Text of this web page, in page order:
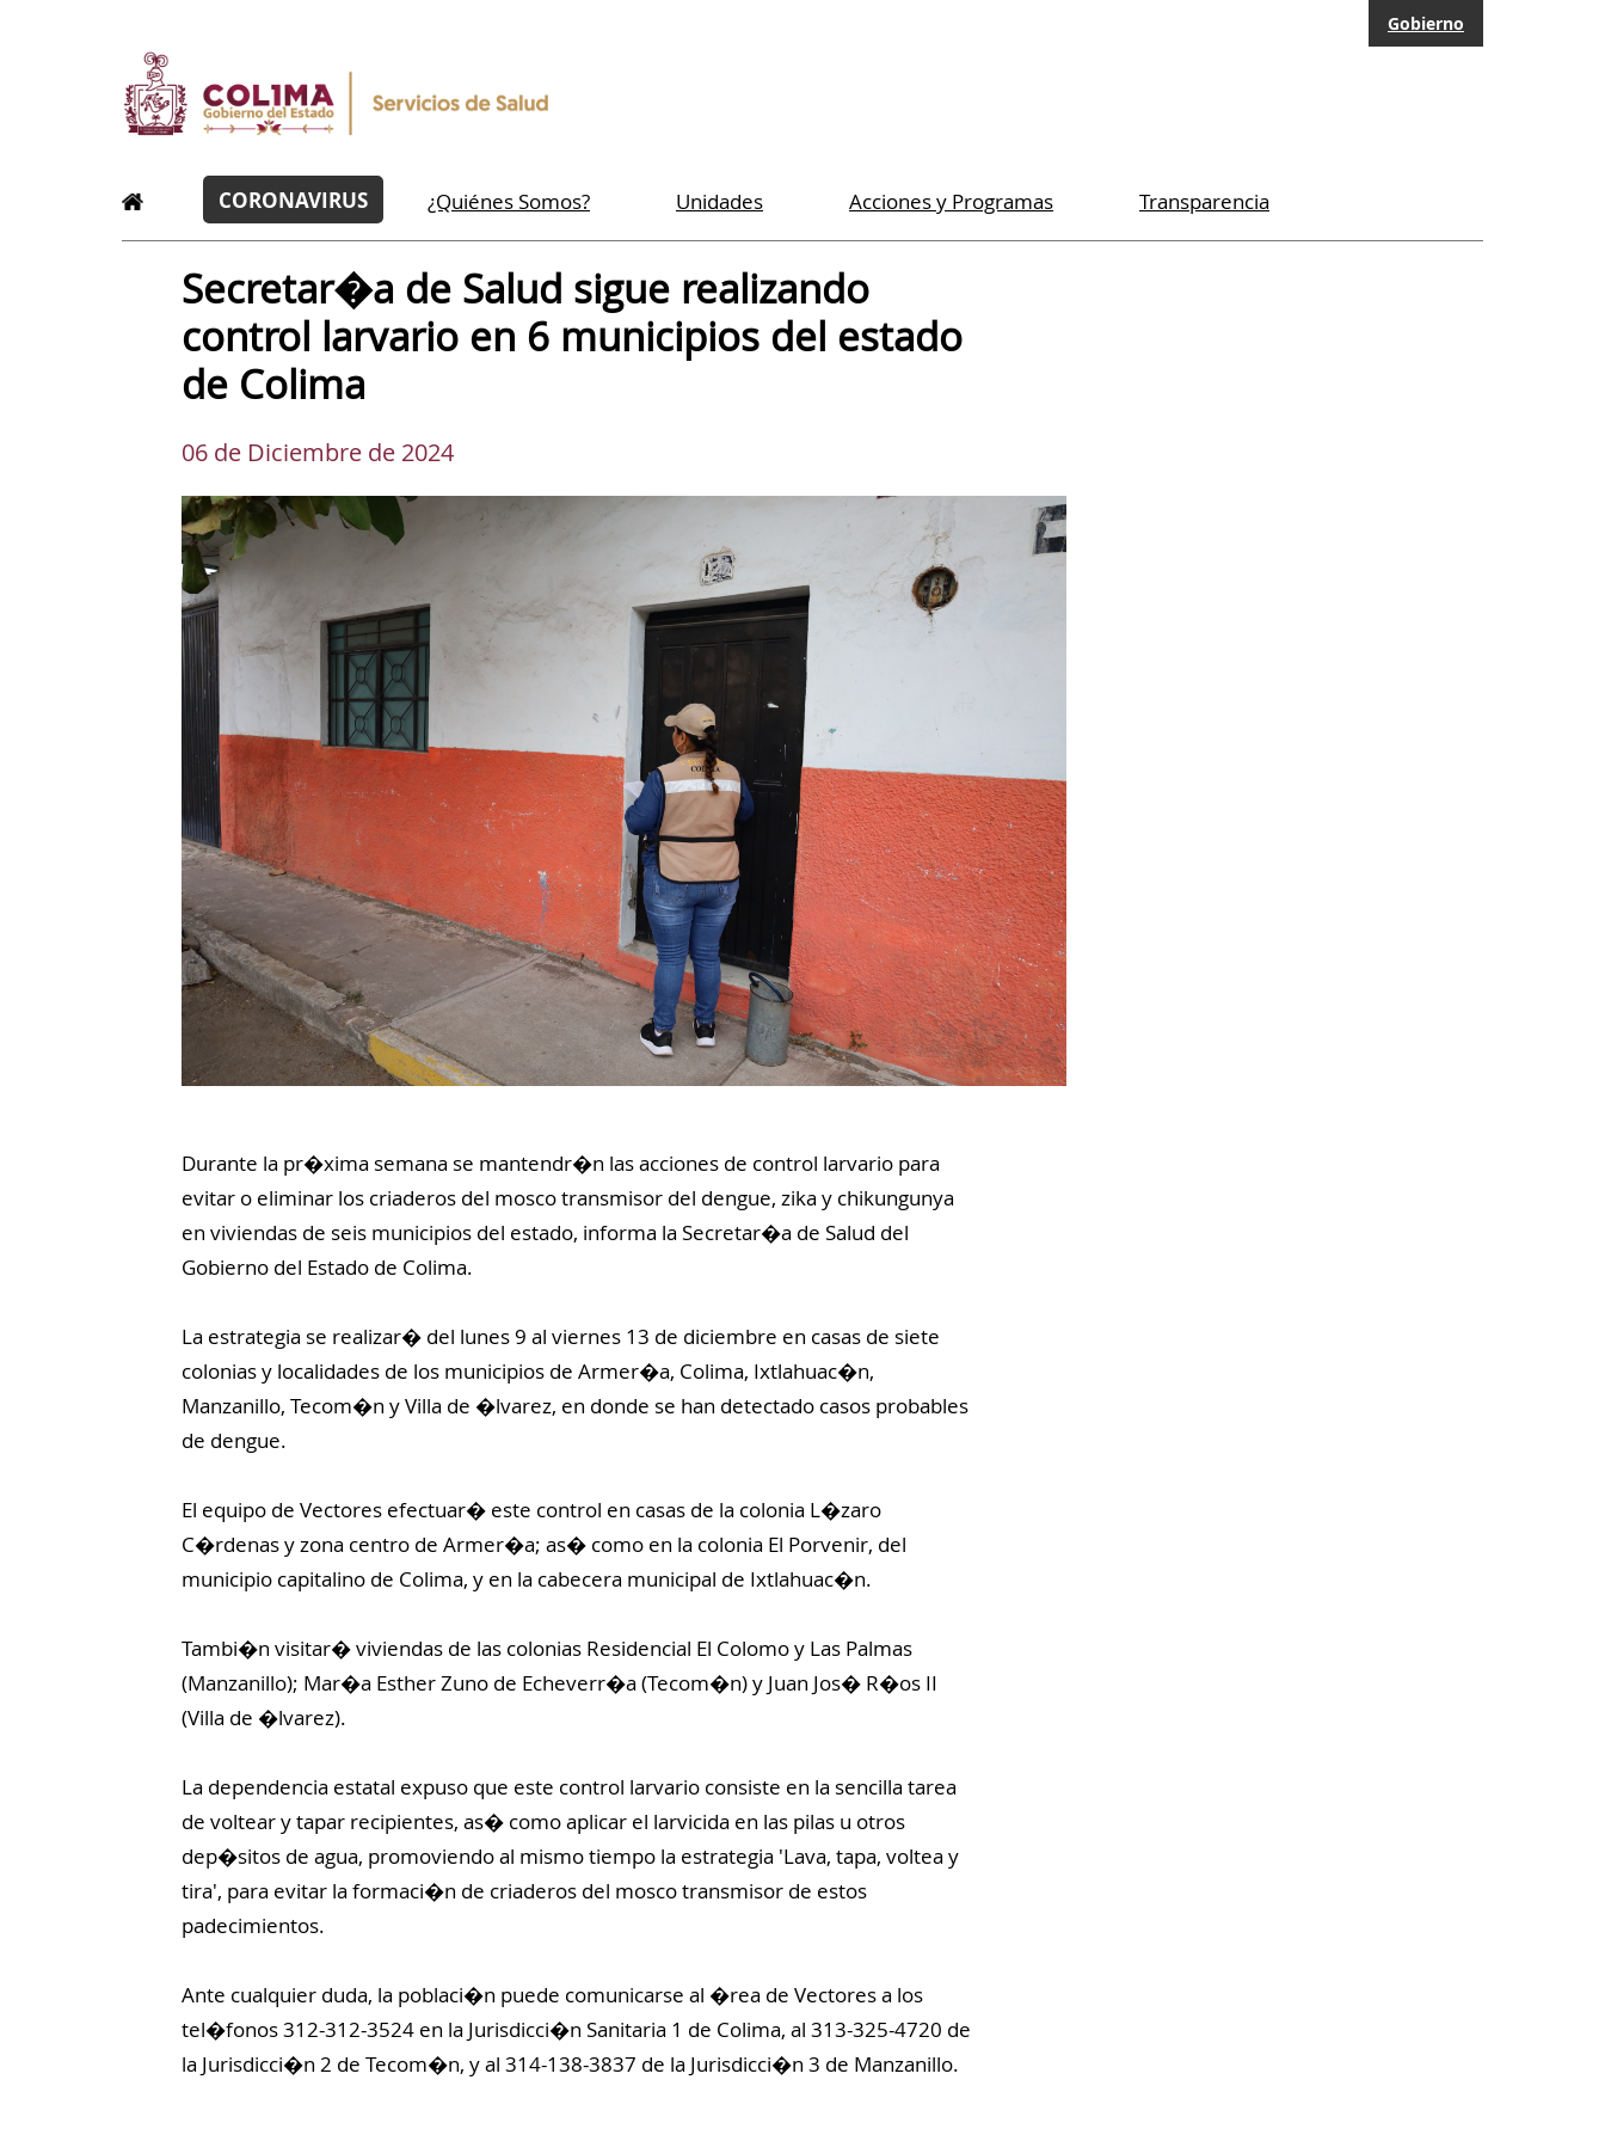
Gobierno
CORONAVIRUS ¿Quiénes Somos? Unidades Acciones y Programas Transparencia
Secretar�a de Salud sigue realizando
control larvario en 6 municipios del estado
de Colima
06 de Diciembre de 2024
Durante la pr�xima semana se mantendr�n las acciones de control larvario para
evitar o eliminar los criaderos del mosco transmisor del dengue, zika y chikungunya
en viviendas de seis municipios del estado, informa la Secretar�a de Salud del
Gobierno del Estado de Colima.
La estrategia se realizar� del lunes 9 al viernes 13 de diciembre en casas de siete
colonias y localidades de los municipios de Armer�a, Colima, Ixtlahuac�n,
Manzanillo, Tecom�n y Villa de �lvarez, en donde se han detectado casos probables
de dengue.
El equipo de Vectores efectuar� este control en casas de la colonia L�zaro
C�rdenas y zona centro de Armer�a; as� como en la colonia El Porvenir, del
municipio capitalino de Colima, y en la cabecera municipal de Ixtlahuac�n.
Tambi�n visitar� viviendas de las colonias Residencial El Colomo y Las Palmas
(Manzanillo); Mar�a Esther Zuno de Echeverr�a (Tecom�n) y Juan Jos� R�os II
(Villa de �lvarez).
La dependencia estatal expuso que este control larvario consiste en la sencilla tarea
de voltear y tapar recipientes, as� como aplicar el larvicida en las pilas u otros
dep�sitos de agua, promoviendo al mismo tiempo la estrategia 'Lava, tapa, voltea y
tira', para evitar la formaci�n de criaderos del mosco transmisor de estos
padecimientos.
Ante cualquier duda, la poblaci�n puede comunicarse al �rea de Vectores a los
tel�fonos 312-312-3524 en la Jurisdicci�n Sanitaria 1 de Colima, al 313-325-4720 de
la Jurisdicci�n 2 de Tecom�n, y al 314-138-3837 de la Jurisdicci�n 3 de Manzanillo.